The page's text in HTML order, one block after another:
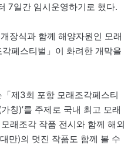
7일간 임시운영하기로 했다.
장식과 함께 해양자원인 모래
페스티벌」이 화려한 개막을
제3회 포항 모래조각페스티
칭)’를 주제로 국내 최고 모래
래조각 작품 전시와 함께 해외
만)의 멋진 작품도 함께 볼 수